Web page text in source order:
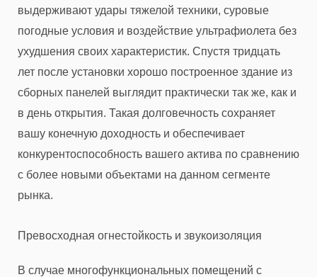
выдерживают удары тяжелой техники, суровые
погодные условия и воздействие ультрафиолета без
ухудшения своих характеристик. Спустя тридцать
лет после установки хорошо построенное здание из
сборных панелей выглядит практически так же, как и
в день открытия. Такая долговечность сохраняет
вашу конечную доходность и обеспечивает
конкурентоспособность вашего актива по сравнению
с более новыми объектами на данном сегменте
рынка.
Превосходная огнестойкость и звукоизоляция
В случае многофункциональных помещений с